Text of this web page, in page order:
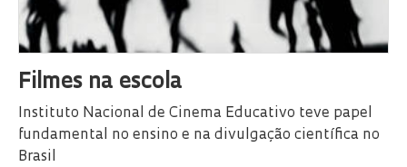
Filmes na escola
Instituto Nacional de Cinema Educativo teve papel
fundamental no ensino e na divulgação científica no
Brasil